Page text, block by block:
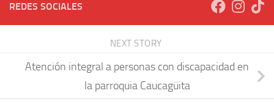
REDES SOCIALES
NEXT STORY
Atención integral a personas con discapacidad en
la parroquia Caucagüita